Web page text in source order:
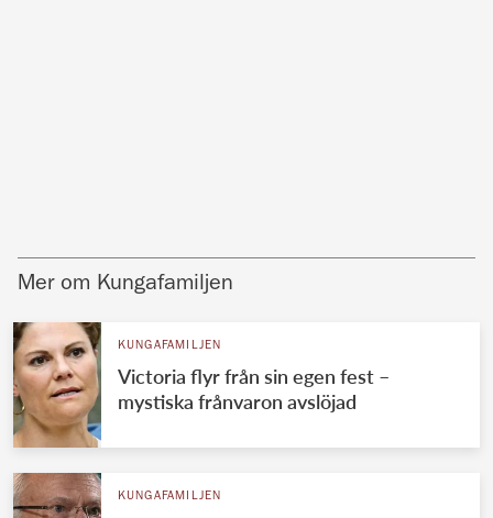
Mer om Kungafamiljen
KUNGAFAMILJEN
Victoria flyr från sin egen fest –
mystiska frånvaron avslöjad
KUNGAFAMILJEN